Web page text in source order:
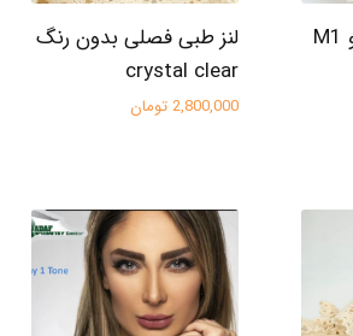
لنز طبی فصلی سلکو M1
لنز طبی فصلی بدون رنگ
crystal clear
2,800,000 تومان